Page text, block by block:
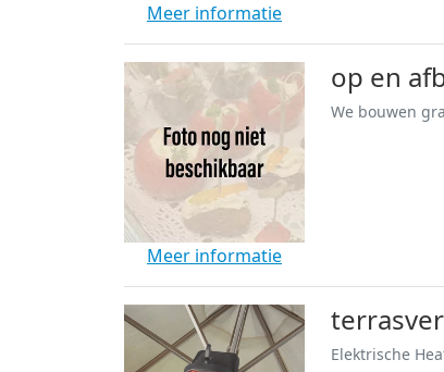
Meer informatie
Meer informatie
op en
Elektrische